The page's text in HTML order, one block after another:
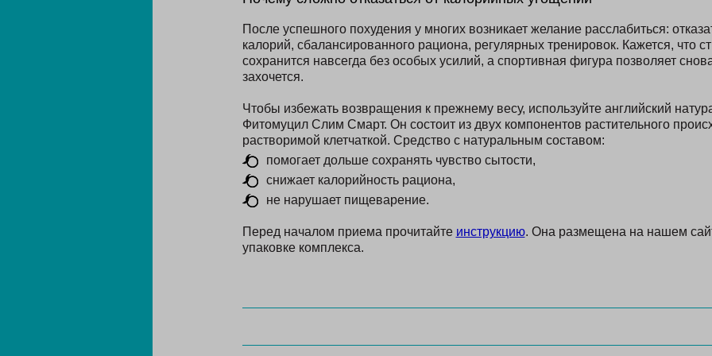
После успешного похудения у многих возникает желание расслабиться:
калорий, сбалансированного рациона, регулярных тренировок. Кажется, что
сохранится навсегда без особых усилий, а спортивная фигура позволяет
захочется.
Чтобы избежать возвращения к прежнему весу, используйте английский
Фитомуцил Слим Смарт. Он состоит из двух компонентов растительного
растворимой клетчаткой. Средство с натуральным составом:
помогает дольше сохранять чувство сытости,
снижает калорийность рациона,
не нарушает пищеварение.
Перед началом приема прочитайте инструкцию. Она размещена на нашем
упаковке комплекса.